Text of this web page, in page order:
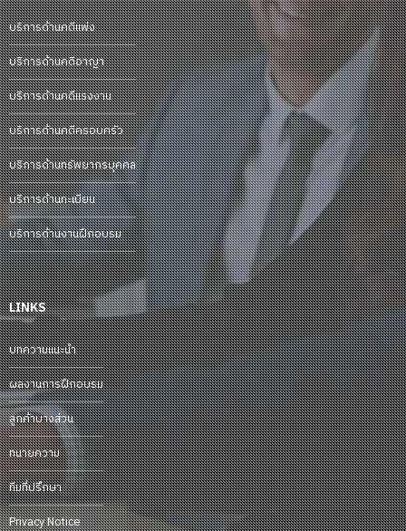
บริการด้านคดีแพ่ง
บริการด้านคดีอาญา
บริการด้านคดีแรงงาน
บริการด้านคดีครอบครัว
บริการด้านทรัพยากรบุคคล
บริการด้านทะเบียน
บริการด้านงานฝึกอบรม
LINKS
บทความแนะนำ
ผลงานการฝึกอบรม
ลูกค้าบางส่วน
ทนายความ
ทีมที่ปรึกษา
Privacy Notice